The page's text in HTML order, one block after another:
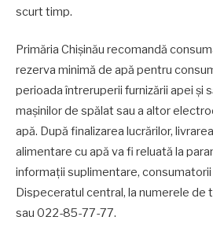
scurt timp.
Primăria Chișinău recomandă
rezerva minimă de apă pentru
perioada întreruperii furnizării apei și
mașinilor de spălat sau a altor
apă. După finalizarea lucrărilor,
alimentare cu apă va fi reluată la
informații suplimentare, consumatorii
Dispeceratul central, la numerele
sau 022-85-77-77.